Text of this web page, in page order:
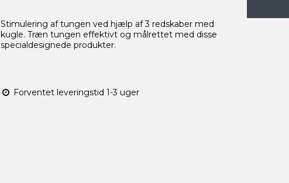
Stimulering af tungen ved hjælp af 3 redskaber med
kugle. Træn tungen effektivt og målrettet med disse
specialdesignede produkter.
Forventet leveringstid 1-3 uger